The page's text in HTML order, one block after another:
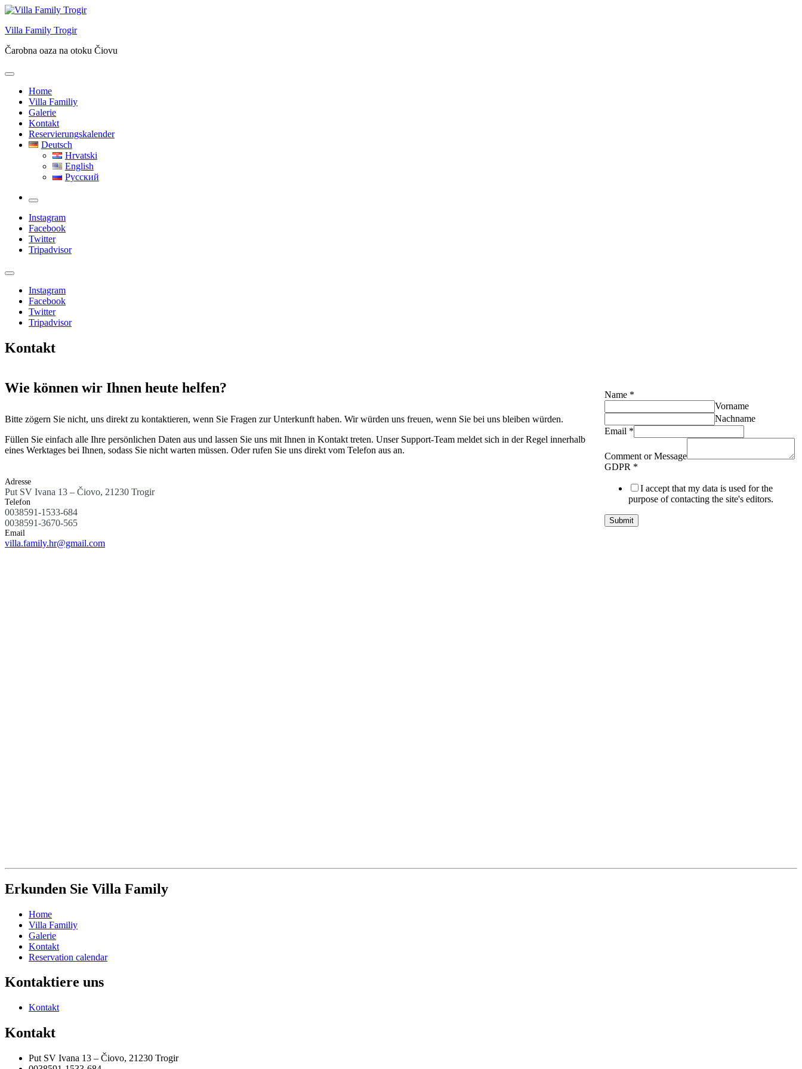
Skip
content
Villa Family Trogir
Čarobna oaza na otoku Čiovu
Home
Villa Familiy
Galerie
Kontakt
Reservierungskalender
Deutsch
Hrvatski
English
Русский
More
Instagram
Facebook
Twitter
Tripadvisor
Instagram
Facebook
Twitter
Tripadvisor
Kontakt
Wie können wir Ihnen heute helfen?
Bitte zögern Sie nicht, uns direkt zu kontaktieren, wenn Sie Fragen zur Unterkunft haben. Wir würden uns freuen, wenn Sie bei uns bleiben würden.
Füllen Sie einfach alle Ihre persönlichen Daten aus und lassen Sie uns mit Ihnen in Kontakt treten. Unser Support-Team meldet sich in der Regel innerhalb
eines Werktages bei Ihnen, sodass Sie nicht warten müssen. Oder rufen Sie uns direkt vom Telefon aus an.
Adresse
Put SV Ivana 13 – Čiovo, 21230 Trogir
Telefon
0038591-1533-684
0038591-3670-565
Email
villa.family.hr@gmail.com
Name *
Vorname
Nachname
Email *
Comment or Message
GDPR *
I accept that my data is used for the
purpose of contacting the site's editors.
Submit
Erkunden Sie Villa Family
Home
Villa Familiy
Galerie
Kontakt
Reservation calendar
Kontaktiere uns
Kontakt
Kontakt
Put SV Ivana 13 – Čiovo, 21230 Trogir